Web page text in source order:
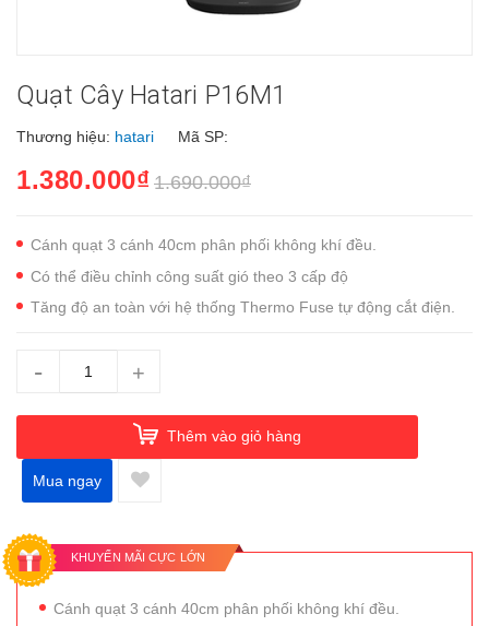
Quạt Cây Hatari P16M1
Thương hiệu: hatari Mã SP:
1.380.000₫ 1.690.000₫
Cánh quạt 3 cánh 40cm phân phối không khí đều.
Có thể điều chỉnh công suất gió theo 3 cấp độ
Tăng độ an toàn với hệ thống Thermo Fuse tự động cắt điện.
- +
Thêm vào giỏ hàng
Mua ngay
KHUYẾN MÃI CỰC LỚN
Cánh quạt 3 cánh 40cm phân phối không khí đều.